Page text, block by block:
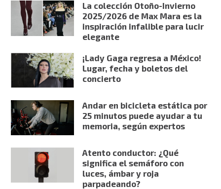
La colección Otoño-Invierno
2025/2026 de Max Mara es la
inspiración infalible para lucir
elegante
¡Lady Gaga regresa a México!
Lugar, fecha y boletos del
concierto
Andar en bicicleta estática por
25 minutos puede ayudar a tu
memoria, según expertos
Atento conductor: ¿Qué
significa el semáforo con
luces, ámbar y roja
parpadeando?